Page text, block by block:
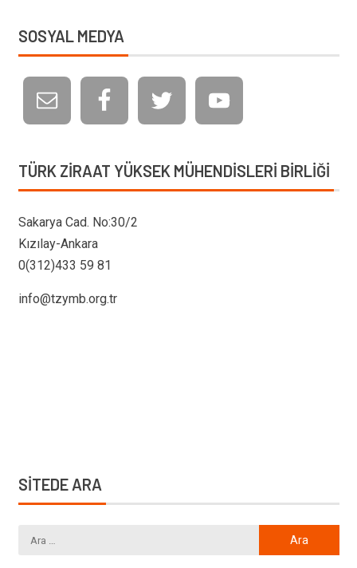
SOSYAL MEDYA
TÜRK ZIRAAT YÜKSEK MÜHENDISLERI BIRLIĞI
Sakarya Cad. No:30/2
Kızılay-Ankara
0(312)433 59 81
info@tzymb.org.tr
SİTEDE ARA